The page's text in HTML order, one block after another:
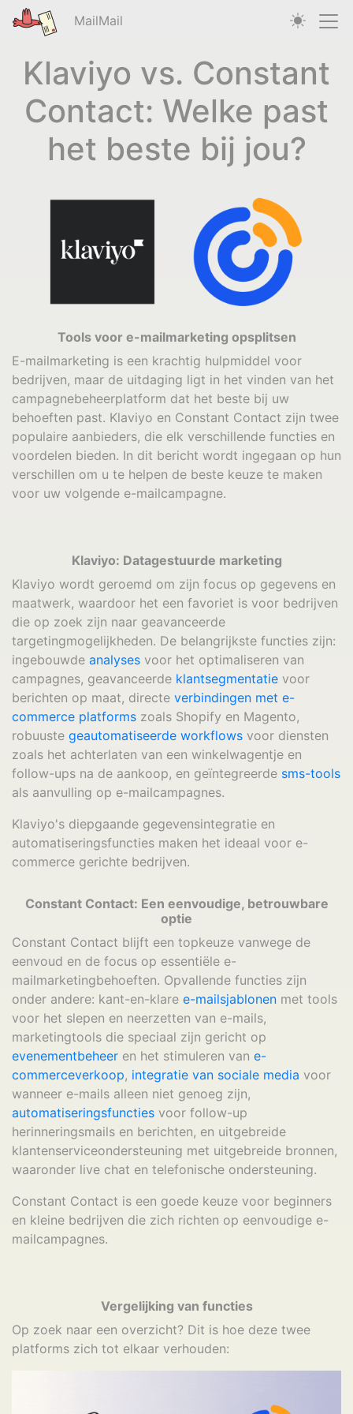
MailMail
Klaviyo vs. Constant
Contact: Welke past
het beste bij jou?
Tools voor e-mailmarketing opsplitsen
E-mailmarketing is een krachtig hulpmiddel voor
bedrijven, maar de uitdaging ligt in het vinden van het
campagnebeheerplatform dat het beste bij uw
behoeften past. Klaviyo en Constant Contact zijn twee
populaire aanbieders, die elk verschillende functies en
voordelen bieden. In dit bericht wordt ingegaan op hun
verschillen om u te helpen de beste keuze te maken
voor uw volgende e-mailcampagne.
Klaviyo: Datagestuurde marketing
Klaviyo wordt geroemd om zijn focus op gegevens en
maatwerk, waardoor het een favoriet is voor bedrijven
die op zoek zijn naar geavanceerde
targetingmogelijkheden. De belangrijkste functies zijn:
ingebouwde analyses voor het optimaliseren van
campagnes, geavanceerde klantsegmentatie voor
berichten op maat, directe verbindingen met e-
commerce platforms zoals Shopify en Magento,
robuuste geautomatiseerde workflows voor diensten
zoals het achterlaten van een winkelwagentje en
follow-ups na de aankoop, en geïntegreerde sms-tools
als aanvulling op e-mailcampagnes.
Klaviyo's diepgaande gegevensintegratie en
automatiseringsfuncties maken het ideaal voor e-
commerce gerichte bedrijven.
Constant Contact: Een eenvoudige, betrouwbare
optie
Constant Contact blijft een topkeuze vanwege de
eenvoud en de focus op essentiële e-
mailmarketingbehoeften. Opvallende functies zijn
onder andere: kant-en-klare e-mailsjablonen met tools
voor het slepen en neerzetten van e-mails,
marketingtools die speciaal zijn gericht op
evenementbeheer en het stimuleren van e-
commerceverkoop, integratie van sociale media voor
wanneer e-mails alleen niet genoeg zijn,
automatiseringsfuncties voor follow-up
herinneringsmails en berichten, en uitgebreide
klantenserviceondersteuning met uitgebreide bronnen,
waaronder live chat en telefonische ondersteuning.
Constant Contact is een goede keuze voor beginners
en kleine bedrijven die zich richten op eenvoudige e-
mailcampagnes.
Vergelijking van functies
Op zoek naar een overzicht? Dit is hoe deze twee
platforms zich tot elkaar verhouden: